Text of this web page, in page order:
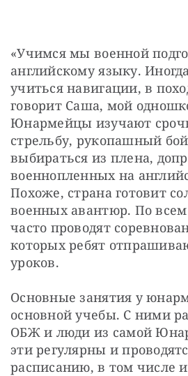
«Учимся мы военной
английскому языку.
учиться навигации, в
говорит Саша, мой
Юнармейцы изучают
стрельбу, рукопашный
выбираться из плена,
военнопленных на
Похоже, страна готовит
военных авантюр. По
часто проводят
которых ребят
уроков.
Основные занятия у
основной учебы. С ними
ОБЖ и люди из самой
эти регулярны и
расписанию, в том числе и